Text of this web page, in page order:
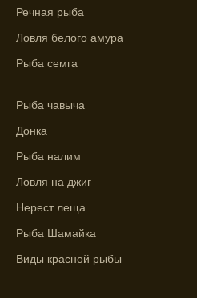
представление о том,
рыба.
помощью прогноза
для рыбной ловли,
Прогноз клева
Календарь рыболова
Речная рыба
Ловля белого амура
Рыба семга
Рыба чавыча
Донка
Рыба налим
Ловля на джиг
Нерест леща
Рыба Шамайка
Виды красной рыбы